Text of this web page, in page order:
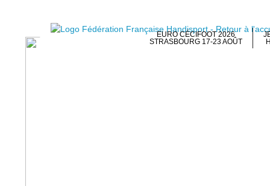
EURO CÉCIFOOT 2026
STRASBOURG 17-23 AOÛT